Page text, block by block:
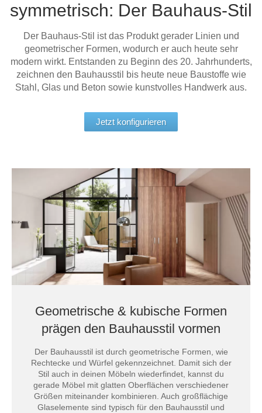
symmetrisch: Der Bauhaus-Stil
Der Bauhaus-Stil ist das Produkt gerader Linien und
geometrischer Formen, wodurch er auch heute sehr
modern wirkt. Entstanden zu Beginn des 20. Jahrhunderts,
zeichnen den Bauhausstil bis heute neue Baustoffe wie
Stahl, Glas und Beton sowie kunstvolles Handwerk aus.
Jetzt konfigurieren
Geometrische & kubische Formen
prägen den Bauhausstil vormen
Der Bauhausstil ist durch geometrische Formen, wie
Rechtecke und Würfel gekennzeichnet. Damit sich der
Stil auch in deinen Möbeln wiederfindet, kannst du
gerade Möbel mit glatten Oberflächen verschiedener
Größen miteinander kombinieren. Auch großflächige
Glaselemente sind typisch für den Bauhausstil und
Tische & Bänke
Vitrinen
Wandboards